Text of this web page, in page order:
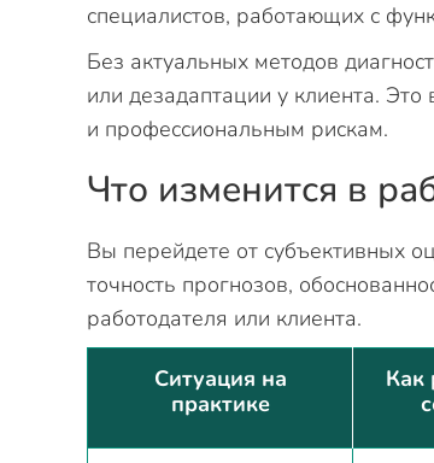
специалистов, работающих с
Без актуальных методов
или дезадаптации у клиента.
и профессиональным рискам.
Что изменится в
Вы перейдете от субъективных
точность прогнозов,
работодателя или клиента.
Ситуация на
практике
Как